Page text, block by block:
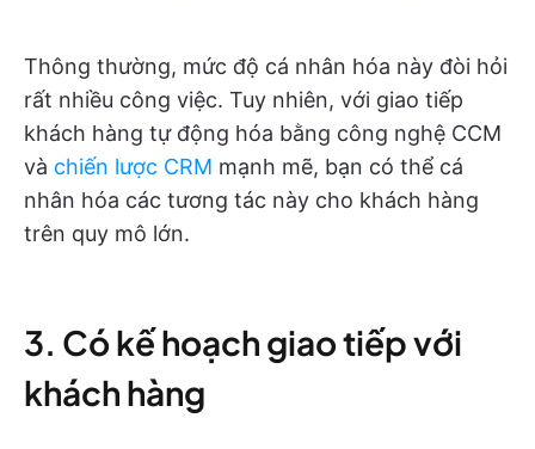
Thông thường, mức độ cá nhân hóa này đòi hỏi
rất nhiều công việc. Tuy nhiên, với giao tiếp
khách hàng tự động hóa bằng công nghệ CCM
và chiến lược CRM mạnh mẽ, bạn có thể cá
nhân hóa các tương tác này cho khách hàng
trên quy mô lớn.
3. Có kế hoạch giao tiếp với
khách hàng